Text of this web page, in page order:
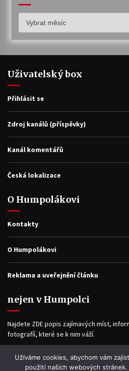
archiv
Uživatelský box
Přihlásit se
Zdroj kanálů (příspěvky)
Kanál komentářů
Česká lokalizace
O Humpolákovi
Kontakty
O Humpolákovi
Reklama a uveřejnění článku
nejen v Humpolci
Najdete ZDE popis zajímavých míst,
fotografíí, které se k nim váží.
Užíváme cookies, abychom vám
použití našich webových